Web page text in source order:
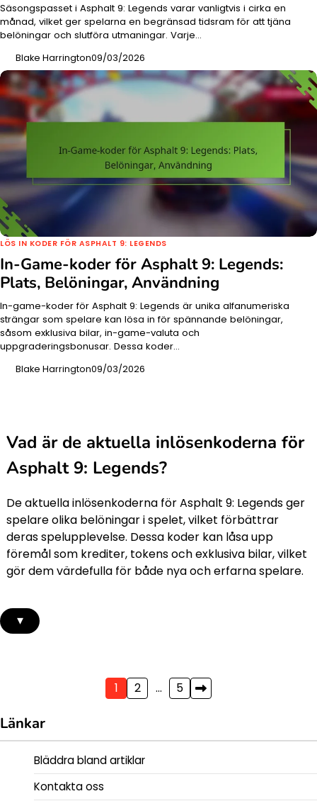
Säsongspasset i Asphalt 9: Legends varar vanligtvis i cirka en
månad, vilket ger spelarna en begränsad tidsram för att tjäna
belöningar och slutföra utmaningar. Varje…
Blake Harrington09/03/2026
LÖS IN KODER FÖR ASPHALT 9: LEGENDS
In-Game-koder för Asphalt 9: Legends:
Plats, Belöningar, Användning
In-game-koder för Asphalt 9: Legends är unika alfanumeriska
strängar som spelare kan lösa in för spännande belöningar,
såsom exklusiva bilar, in-game-valuta och
uppgraderingsbonusar. Dessa koder…
Blake Harrington09/03/2026
Vad är de aktuella inlösenkoderna för
Asphalt 9: Legends?
De aktuella inlösenkoderna för Asphalt 9: Legends ger
spelare olika belöningar i spelet, vilket förbättrar
deras spelupplevelse. Dessa koder kan låsa upp
föremål som krediter, tokens och exklusiva bilar, vilket
gör dem värdefulla för både nya och erfarna spelare.
▾
pagination
1 2 … 5
Länkar
Bläddra bland artiklar
Kontakta oss